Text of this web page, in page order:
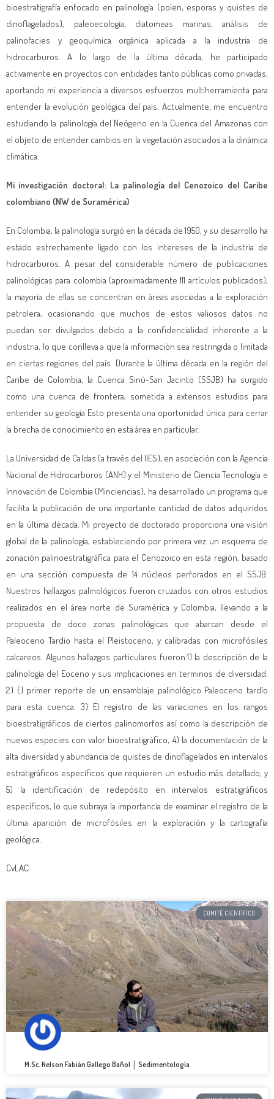
bioestratigrafía enfocado en palinología (polen, esporas y quistes de
dinoflagelados), paleoecología, diatomeas marinas, análisis de
palinofacies y geoquímica orgánica aplicada a la industria de
hidrocarburos. A lo largo de la última década, he participado
activamente en proyectos con entidades tanto públicas como privadas,
aportando mi experiencia a diversos esfuerzos multiherramienta para
entender la evolución geológica del país. Actualmente, me encuentro
estudiando la palinología del Neógeno en la Cuenca del Amazonas con
el objeto de entender cambios en la vegetación asociados a la dinámica
climática.
Mi investigación doctoral: La palinología del Cenozoico del Caribe
colombiano (NW de Suramérica)
En Colombia, la palinología surgió en la década de 1950, y su desarrollo ha
estado estrechamente ligado con los intereses de la industria de
hidrocarburos. A pesar del considerable número de publicaciones
palinológicas para colombia (aproximadamente 111 artículos publicados),
la mayoría de ellas se concentran en áreas asociadas a la exploración
petrolera, ocasionando que muchos de estos valiosos datos no
puedan ser divulgados debido a la confidencialidad inherente a la
industria, lo que conlleva a que la información sea restringida o limitada
en ciertas regiones del país. Durante la última década en la región del
Caribe de Colombia, la Cuenca Sinú-San Jacinto (SSJB) ha surgido
como una cuenca de frontera, sometida a extensos estudios para
entender su geología Esto presenta una oportunidad única para cerrar
la brecha de conocimiento en esta área en particular.
La Universidad de Caldas (a través del IIES), en asociación con la Agencia
Nacional de Hidrocarburos (ANH) y el Ministerio de Ciencia Tecnología e
Innovación de Colombia (Minciencias), ha desarrollado un programa que
facilita la publicación de una importante cantidad de datos adquiridos
en la última década. Mi proyecto de doctorado proporciona una visión
global de la palinología, estableciendo por primera vez un esquema de
zonación palinoestratigráfica para el Cenozoico en esta región, basado
en una sección compuesta de 14 núcleos perforados en el SSJB.
Nuestros hallazgos palinológicos fueron cruzados con otros estudios
realizados en el área norte de Suramérica y Colombia, llevando a la
propuesta de doce zonas palinológicas que abarcan desde el
Paleoceno Tardío hasta el Pleistoceno, y calibradas con microfósiles
calcareos. Algunos hallazgos particulares fueron:1) la descripción de la
palinología del Eoceno y sus implicaciones en terminos de diversidad.
2) El primer reporte de un ensamblaje palinológico Paleoceno tardío
para esta cuenca. 3) El registro de las variaciones en los rangos
bioestratigráficos de ciertos palinomorfos así como la descripción de
nuevas especies con valor bioestratigráfico, 4) la documentación de la
alta diversidad y abundancia de quistes de dinoflagelados en intervalos
estratigráficos específicos que requieren un estudio más detallado, y
5) la identificación de redepósito en intervalos estratigráficos
especificos, lo que subraya la importancia de examinar el registro de la
última aparición de microfósiles en la exploración y la cartografía
geológica.
CvLAC
COMITÉ CIENTÍFICO
M.Sc. Nelson Fabián Gallego Bañol │ Sedimentología